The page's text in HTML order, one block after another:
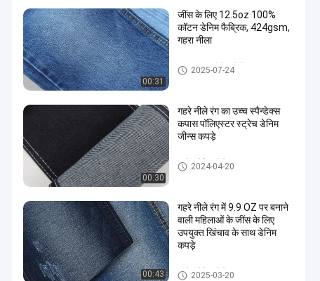
00:31
जींस के लिए 12.5oz 100%
कॉटन डेनिम फैब्रिक, 424gsm,
गहरा नीला
100 कॉटन डेनिम फैब्रिक
2025-07-24
00:30
गहरे नीले रंग का उच्च स्पैन्डेक्स
कपास पॉलिएस्टर स्ट्रेच डेनिम
जीन्स कपड़े
स्ट्रेच डेनिम फैब्रिक
2024-04-20
00:43
गहरे नीले रंग में 9.9 OZ पर बनाने
वाली महिलाओं के जींस के लिए
उपयुक्त खिंचाव के साथ डेनिम
कपड़े
स्ट्रेच डेनिम फैब्रिक
2025-03-20